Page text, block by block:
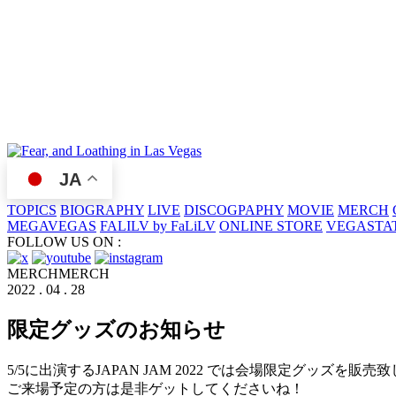
JA
TOPICS BIOGRAPHY LIVE DISCOGPAPHY MOVIE MERCH
MEGAVEGAS FALILV by FaLiLV ONLINE STORE
FOLLOW US ON :
MERCHMERCH
2022 . 04 . 28
限定グッズのお知らせ
5/5に出演するJAPAN JAM 2022 では会場限定グッズを販売致
ご来場予定の方は是非ゲットしてくださいね！